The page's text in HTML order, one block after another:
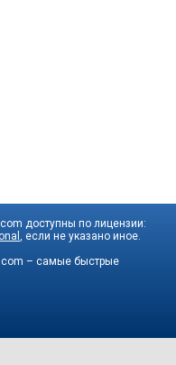
доступны по лицензии:
, если не указано иное.
– самые быстрые